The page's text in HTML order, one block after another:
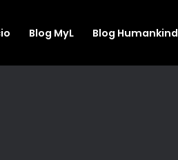
Blog MyL Blog Humankind